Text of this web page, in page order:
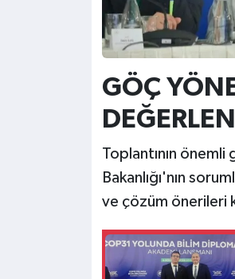
GÖÇ
Toplantının
Bakanlığı'nın
ve çözüm önerileri